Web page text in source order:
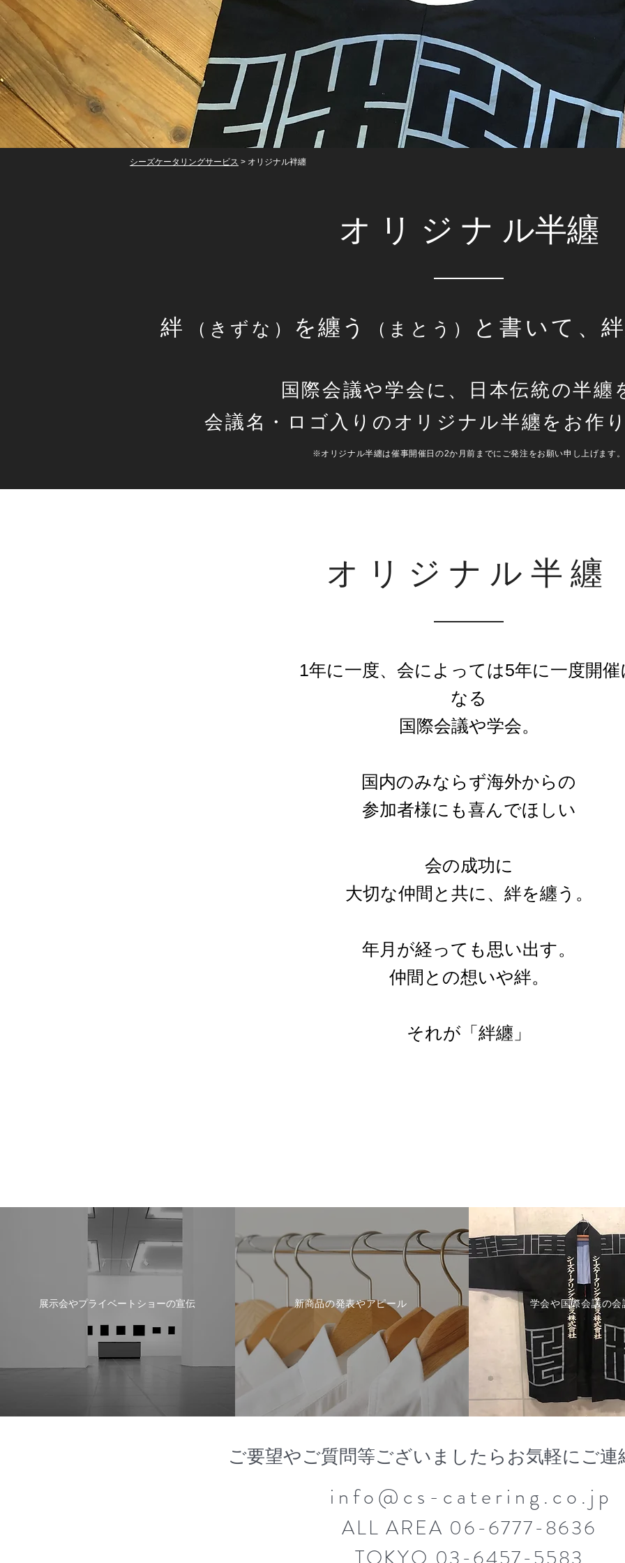
シーズケータリングサービス > オリジナル袢纏
オリジナ ル半纏
絆 （ きずな） を纏 う （まとう） と書いて 、絆
国際会議や学会 に、日本伝統の半纏
会議名・ロゴ入りのオリジナル半纏をお作
※オリジナル半纏は催事開催日の2か月前までにご発注をお願い申し上げます。
オリジナル半纏
1年に一度、会によっては5年に一度開催​
なる
国際会議や学会。
国内のみならず海外からの
参加者様にも喜んでほしい
会の成功に
大切な仲間と共に ​、絆を纏う。​​
年月が経っても思い出す。
仲間との想いや絆。
それが「絆纏」
展示会やプライベートショーの宣伝 新商品の発表やアピール 学会や国際会議の会
ご要望やご質問等ございましたらお気軽にご連
info@cs-catering.co.j p
ALL AREA 06-6777-8636